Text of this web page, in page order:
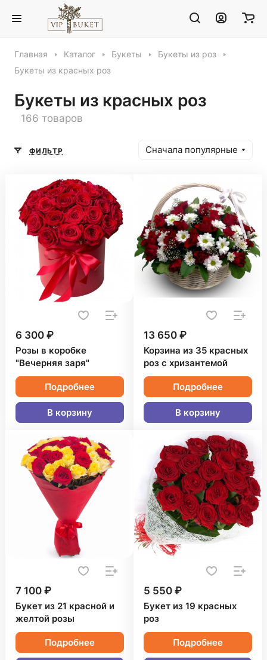
Главная Каталог Букеты
Букеты из роз
Букеты из красных роз
Букеты из красных роз
166 товаров
ФИЛЬТР Сначала популярные
6 300 ₽
Розы в коробке
"Вечерняя заря"
Подробнее
В корзину
13 650 ₽
Корзина из 35 красных
роз с хризантемой
Подробнее
В корзину
7 100 ₽
Букет из 21 красной и
желтой розы
Подробнее
5 550 ₽
Букет из 19 красных
роз
Подробнее